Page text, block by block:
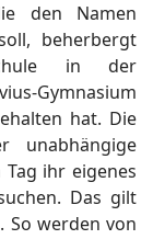
den Namen
beherbergt
in der
Gymnasium
hat. Die
unabhängige
ihr eigenes
Das gilt
So werden von